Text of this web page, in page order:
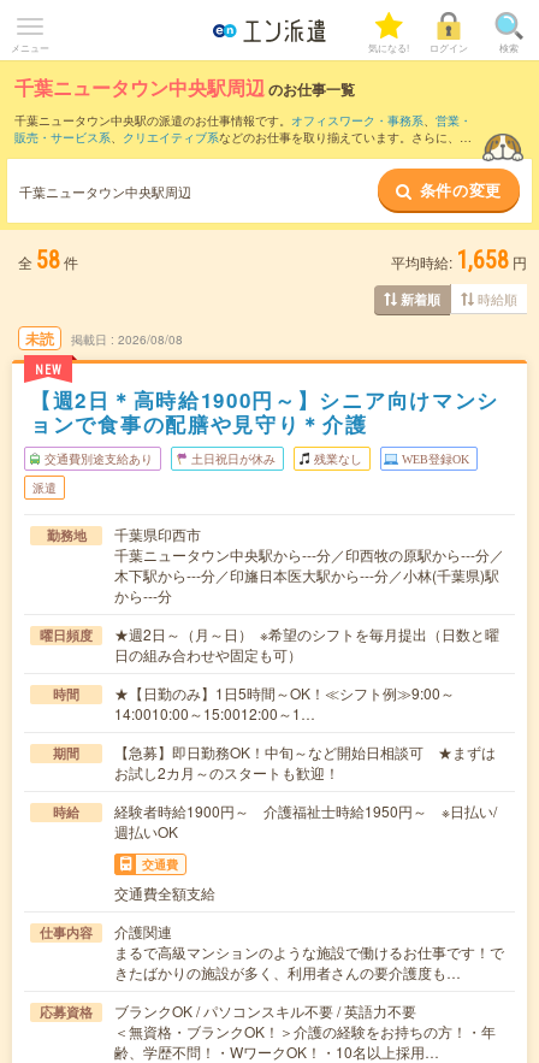
メニュー 気になる! ログイン 検索
千葉ニュータウン中央駅周辺のお仕事一覧
千葉ニュータウン中央駅の派遣のお仕事情報です。 オフィスワーク・事務系、 営業・
販売・サービス系、 クリエイティブ系などのお仕事を取り揃えています。さらに、 短
また、
八千代台駅 八千代緑が丘駅 高柳駅など近隣駅のお
仕事もご確認いただけます。
千葉ニュータウン中央駅周辺 条件の変更
全 58件 平均時給: 1,658 円
新着順 時給順
未読
NEW
掲載日 2026/08/08
【週2日＊高時給1900円～】シニア向けマンシ
ョンで食事の配膳や見守り＊介護
交通費別途支給あり 土日祝日が休み 残業なし WEB登録OK
派遣
勤務地
千葉県印西市
千葉ニュータウン中央駅から---分／印西牧の原駅から---分／
木下駅から---分／印旛日本医大駅から---分／小林(千葉県)駅
から---分
曜日頻度
★週2日～（月～日） ※希望のシフトを毎月提出（日数と曜
日の組み合わせや固定も可）
時間
★【日勤のみ】1日5時間～OK！≪シフト例≫9:00～
14:0010:00～15:0012:00～1…
期間
【急募】即日勤務OK！中旬～など開始日相談可 ★まずは
お試し2カ月～のスタートも歓迎！
時給
経験者時給1900円～ 介護福祉士時給1950円～ ※日払い/
週払いOK
交通費
交通費全額支給
仕事内容
介護関連
まるで高級マンションのような施設で働けるお仕事です！で
きたばかりの施設が多く、利用者さんの要介護度も…
応募資格
ブランクOK / パソコンスキル不要 / 英語力不要
＜無資格・ブランクOK！＞介護の経験をお持ちの方！・年
齢、学歴不問！・WワークOK！・10名以上採用…